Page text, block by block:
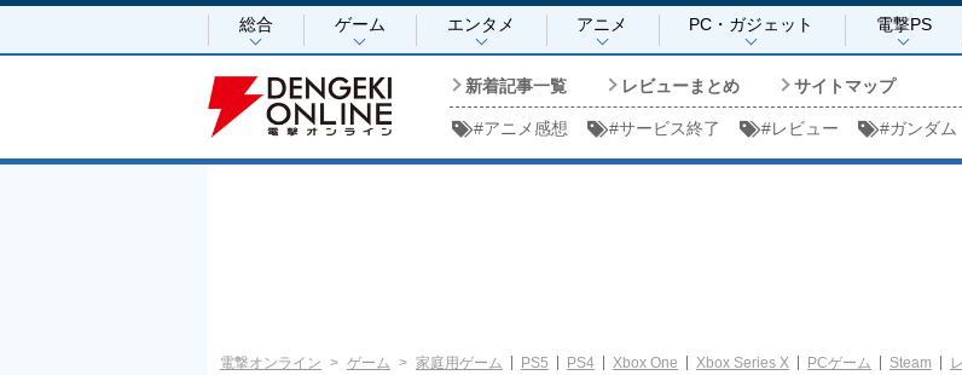
総合 ゲーム エンタメ アニメ PC・ガジェット 電撃PS
新着記事一覧 レビューまとめ サイトマップ
#アニメ感想 #サービス終了 #レビュー #ガンダム
電撃オンライン ゲーム 家庭用ゲーム PS5 PS4 Xbox One Xbox Series X PCゲーム Steam